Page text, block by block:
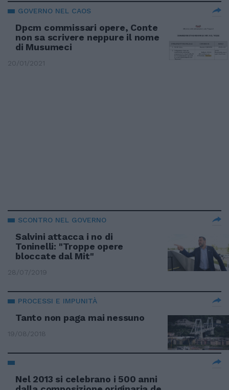
GOVERNO NEL CAOS
Dpcm commissari opere, Conte
non sa scrivere neppure il nome
di Musumeci
20/01/2021
SCONTRO NEL GOVERNO
Salvini attacca i no di
Toninelli: "Troppe opere
bloccate dal Mit"
28/07/2019
PROCESSI E IMPUNITÀ
Tanto non paga mai nessuno
19/08/2018
Nel 2013 si celebrano i 500 anni